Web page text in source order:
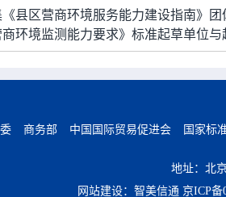
《县区营商环境服务能力建设指南》
环境监测能力要求》标准起草单位与
商务部 中国国际贸易促进会 国家标
地址：北
网站建设：智美信通 京ICP备